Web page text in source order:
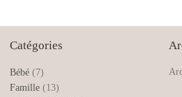
Catégories
Bébé(7)
Famille(13)